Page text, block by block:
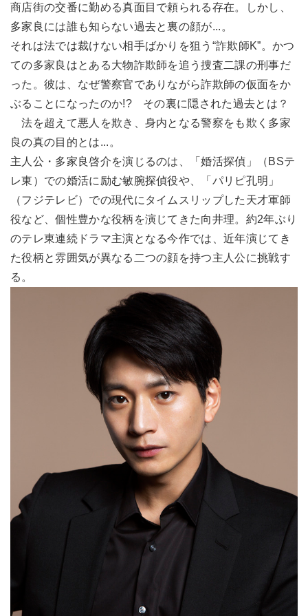
商店街の交番に勤める真面目で頼られる存在。しかし、
多家良には誰も知らない過去と裏の顔が...。
それは法では裁けない相手ばかりを狙う“詐欺師K”。かつ
ての多家良はとある大物詐欺師を追う捜査二課の刑事だ
った。彼は、なぜ警察官でありながら詐欺師の仮面をか
ぶることになったのか!? その裏に隠された過去とは？
法を超えて悪人を欺き、身内となる警察をも欺く多家
良の真の目的とは...。
主人公・多家良啓介を演じるのは、「婚活探偵」（BSテ
レ東）での婚活に励む敏腕探偵役や、「パリピ孔明」
（フジテレビ）での現代にタイムスリップした天才軍師
役など、個性豊かな役柄を演じてきた向井理。約2年ぶり
のテレ東連続ドラマ主演となる今作では、近年演じてき
た役柄と雰囲気が異なる二つの顔を持つ主人公に挑戦す
る。